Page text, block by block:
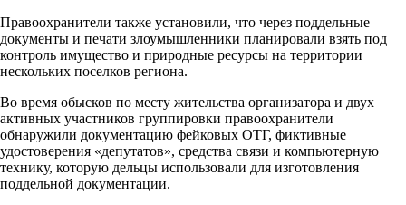
Правоохранители также установили, что через поддельные
документы и печати злоумышленники планировали взять под
контроль имущество и природные ресурсы на территории
нескольких поселков региона.
Во время обысков по месту жительства организатора и двух
активных участников группировки правоохранители
обнаружили документацию фейковых ОТГ, фиктивные
удостоверения «депутатов», средства связи и компьютерную
технику, которую дельцы использовали для изготовления
поддельной документации.